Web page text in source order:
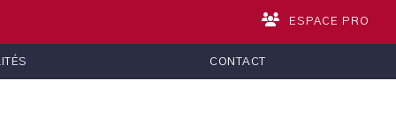
ESPACE PRO
CONTACT